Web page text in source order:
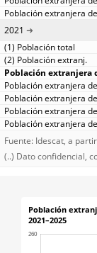
2021
Fuente: Idescat, a
(..) Dato confidencial,